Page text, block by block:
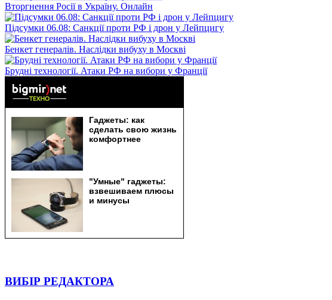
Вторгнення Росії в Україну. Онлайн
Підсумки 06.08: Санкції проти РФ і дрон у Лейпцигу
Бенкет генералів. Наслідки вибуху в Москві
Брудні технології. Атаки РФ на вибори у Франції
ВИБІР РЕДАКТОРА